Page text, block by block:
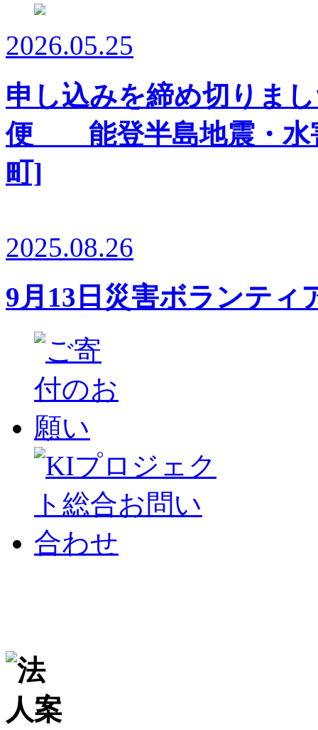
2026.05.25
申し込みを締め切りま
便 能登半島地震・水
町]
2025.08.26
9月13日災害ボランティ